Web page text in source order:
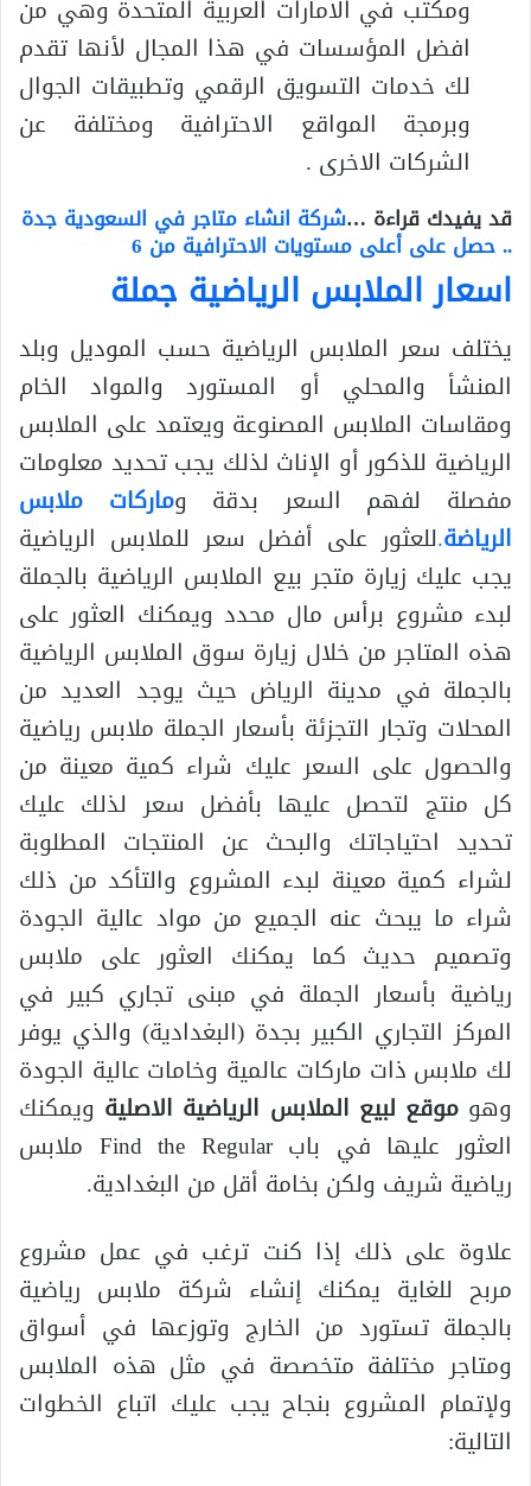
ومكتب في الامارات العربية المتحدة وهي من
افضل المؤسسات في هذا المجال لأنها تقدم
لك خدمات التسويق الرقمي وتطبيقات الجوال
وبرمجة المواقع الاحترافية ومختلفة عن
الشركات الاخرى .
قد يفيدك قراءة …شركة انشاء متاجر في السعودية جدة
.. حصل على أعلى مستويات الاحترافية من 6
اسعار الملابس الرياضية جملة
يختلف سعر الملابس الرياضية حسب الموديل وبلد
المنشأ والمحلي أو المستورد والمواد الخام
ومقاسات الملابس المصنوعة ويعتمد على الملابس
الرياضية للذكور أو الإناث لذلك يجب تحديد معلومات
مفصلة لفهم السعر بدقة وماركات ملابس
الرياضة.للعثور على أفضل سعر للملابس الرياضية
يجب عليك زيارة متجر بيع الملابس الرياضية بالجملة
لبدء مشروع برأس مال محدد ويمكنك العثور على
هذه المتاجر من خلال زيارة سوق الملابس الرياضية
بالجملة في مدينة الرياض حيث يوجد العديد من
المحلات وتجار التجزئة بأسعار الجملة ملابس رياضية
والحصول على السعر عليك شراء كمية معينة من
كل منتج لتحصل عليها بأفضل سعر لذلك عليك
تحديد احتياجاتك والبحث عن المنتجات المطلوبة
لشراء كمية معينة لبدء المشروع والتأكد من ذلك
شراء ما يبحث عنه الجميع من مواد عالية الجودة
وتصميم حديث كما يمكنك العثور على ملابس
رياضية بأسعار الجملة في مبنى تجاري كبير في
المركز التجاري الكبير بجدة (البغدادية) والذي يوفر
لك ملابس ذات ماركات عالمية وخامات عالية الجودة
وهوموقع لبيع الملابس الرياضية الاصلية ويمكنك
العثور عليها في باب Find the Regular ملابس
رياضية شريف ولكن بخامة أقل من البغدادية.
علاوة على ذلك إذا كنت ترغب في عمل مشروع
مربح للغاية يمكنك إنشاء شركة ملابس رياضية
بالجملة تستورد من الخارج وتوزعها في أسواق
ومتاجر مختلفة متخصصة في مثل هذه الملابس
ولإتمام المشروع بنجاح يجب عليك اتباع الخطوات
التالية: